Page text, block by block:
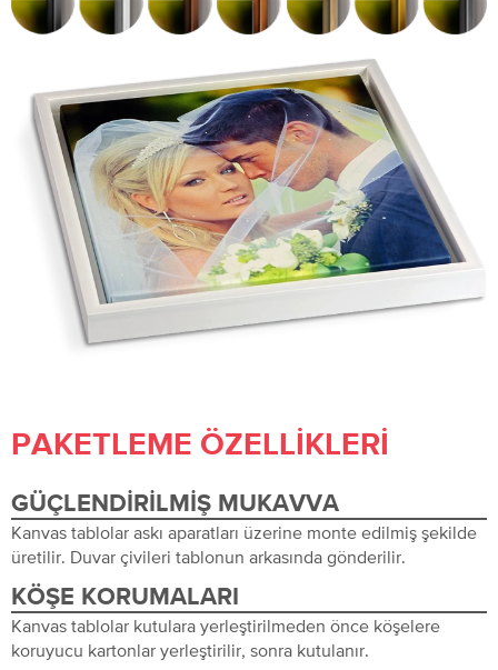
PAKETLEME ÖZELLIKLERI
GÜÇLENDIRILMIŞ MUKAVVA
Kanvas tablolar askı aparatları üzerine monte edilmiş şekilde
üretilir. Duvar çivileri tablonun arkasında gönderilir.
KÖŞE KORUMALARI
Kanvas tablolar kutulara yerleştirilmeden önce köşelere
koruyucu kartonlar yerleştirilir, sonra kutulanır.